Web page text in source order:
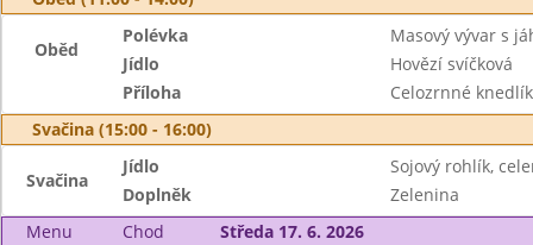
Oběd
Polévka
Masový vývar s
Jídlo
Hovězí svíčková
Příloha
Celozrnné
Svačina (15:00 - 16:00)
Svačina
Jídlo
Sojový rohlík,
Doplněk
Zelenina
Menu
Chod
Středa 17. 6. 2026